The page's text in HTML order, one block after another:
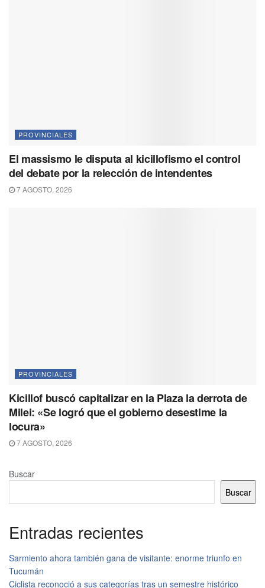
PROVINCIALES
El massismo le disputa al kicillofismo el control
del debate por la relección de intendentes
7 AGOSTO, 2026
PROVINCIALES
Kicillof buscó capitalizar en la Plaza la derrota de
Milei: «Se logró que el gobierno desestime la
locura»
7 AGOSTO, 2026
Buscar
Buscar
Entradas recientes
Sarmiento ahora también gana de visitante: enorme triunfo en
Tucumán
Ciclista reconoció a sus categorías tras un semestre histórico